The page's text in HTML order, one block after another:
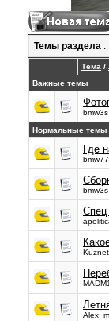
Темы раздела :
Тема /
Важные темы
bmw3s
Нормальные темы
Где
bmw3s
Спец